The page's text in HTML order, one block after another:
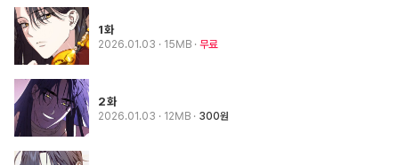
1화
2026.01.03 · 15MB 무료
2화
2026.01.03 · 12MB 300원